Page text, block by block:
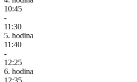
10:45
-
11:30
5. hodina
11:40
-
12:25
6. hodina
12:35